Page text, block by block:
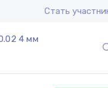
Стать
4 мм